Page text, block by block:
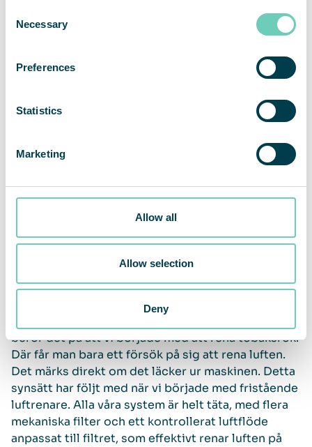
Selection
Necessary
Preferences
Statistics
Marketing
Allow all
Allow selection
Deny
Luften renas vid första cirkulationen
beror det på att vi började med att rena tobaksrök.
Där får man bara ett försök på sig att rena luften.
Det märks direkt om det läcker ur maskinen. Detta
synsätt har följt med när vi började med fristående
luftrenare. Alla våra system är helt täta, med flera
mekaniska filter och ett kontrollerat luftflöde
anpassat till filtret, som effektivt renar luften på